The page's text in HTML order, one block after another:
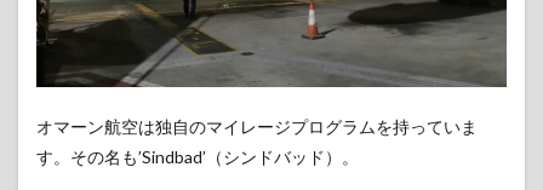
シン
ドバ
のシ
ーに
なる
とビ
オマーン航空は独自のマイレージプログラムを持っていま
す。その名も’Sindbad’（シンドバッド）。